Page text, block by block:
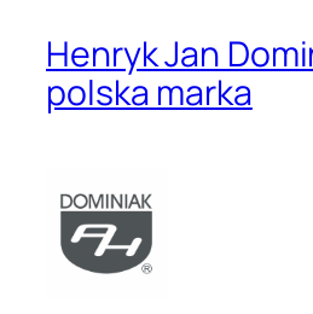
Henryk Jan
polska marka